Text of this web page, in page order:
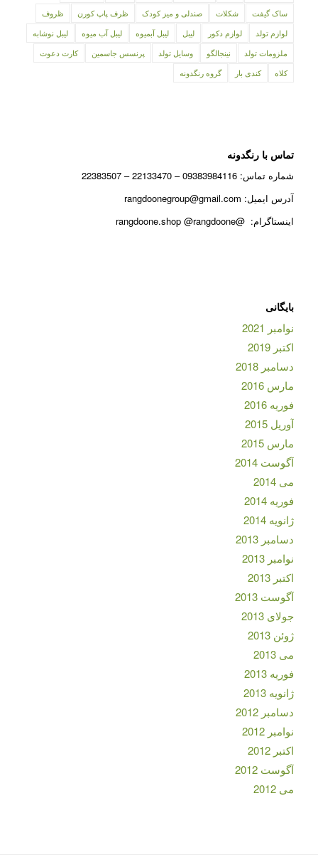
ساک گیفت
شکلات صندلی و میز کودک ظرف پاپ کورن
ظروف
لوازم تولد
لوازم دکور لیبل لیبل آبمیوه لیبل آب میوه
لیبل نوشابه
ملزومات تولد
نینجالگو وسایل تولد پرنسس جاسمین
کارت دعوت
کلاه
کندی بار گروه رنگدونه
تماس با رنگدونه
شماره تماس: 09383984116 – 22133470 – 22383507
آدرس ایمیل: rangdoonegroup@gmail.com
اینستاگرام: @rangdoone.shop @rangdoone
بایگانی
نوامبر 2021
اکتبر 2019
دسامبر 2018
مارس 2016
فوریه 2016
آوریل 2015
مارس 2015
آگوست 2014
می 2014
فوریه 2014
ژانویه 2014
دسامبر 2013
نوامبر 2013
اکتبر 2013
آگوست 2013
جولای 2013
ژوئن 2013
می 2013
فوریه 2013
ژانویه 2013
دسامبر 2012
نوامبر 2012
اکتبر 2012
آگوست 2012
می 2012